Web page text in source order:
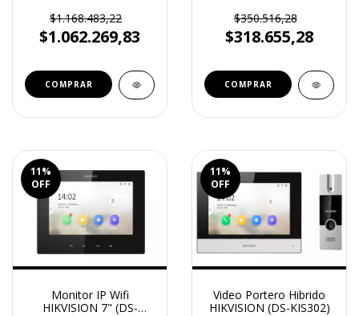
HIKCONNECT IP65 DS-
KD9203E6
$1.168.483,22
$1.062.269,83
IME)
$350.516,28
$318.655,28
11%
OFF
Monitor IP Wifi
HIKVISION 7" (DS-
11%
OFF
Video Portero Hibrido
HIKVISION (DS-KIS302)